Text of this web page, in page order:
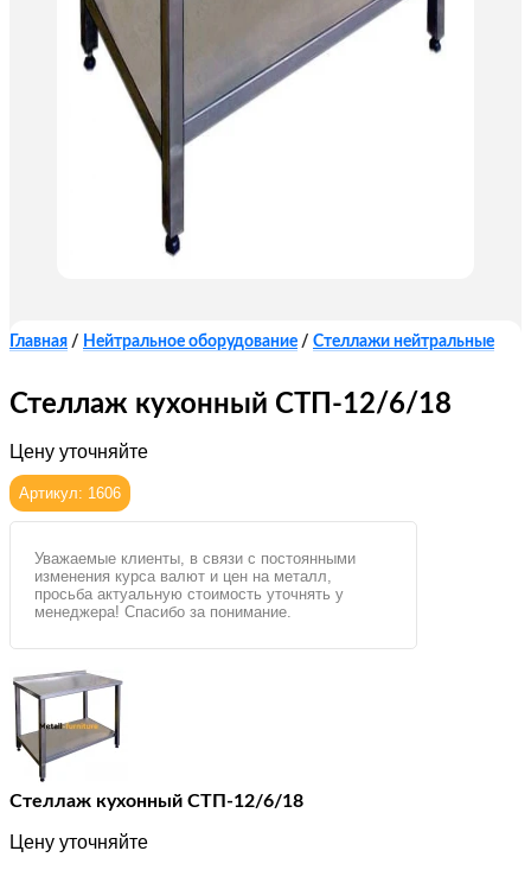
Главная / Нейтральное оборудование / Стеллажи нейтральные
Стеллаж кухонный СТП-12/6/18
Цену уточняйте
Артикул: 1606
Уважаемые клиенты, в связи с постоянными
изменения курса валют и цен на металл,
просьба актуальную стоимость уточнять у
менеджера! Спасибо за понимание.
Стеллаж кухонный СТП-12/6/18
Цену уточняйте